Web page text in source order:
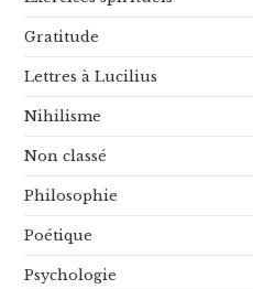
Gratitude
Lettres à Lucilius
Nihilisme
Non classé
Philosophie
Poétique
Psychologie